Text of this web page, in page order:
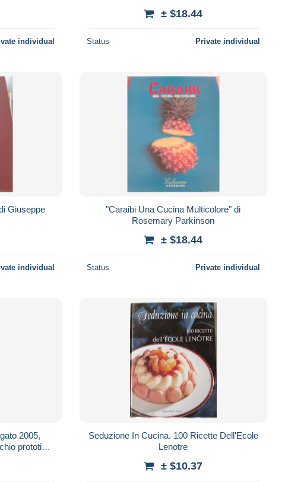
individual
± $18.44
Status Private individual
Giuseppe
individual
"Caraibi Una Cucina Multicolore" di
Rosemary Parkinson
± $18.44
Status Private individual
2005,
prototipo
Seduzione In Cucina. 100 Ricette Dell'Ecole
Lenotre
± $10.37